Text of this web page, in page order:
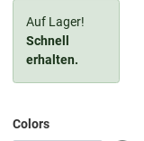
Auf Lager!
Schnell
erhalten.
Colors